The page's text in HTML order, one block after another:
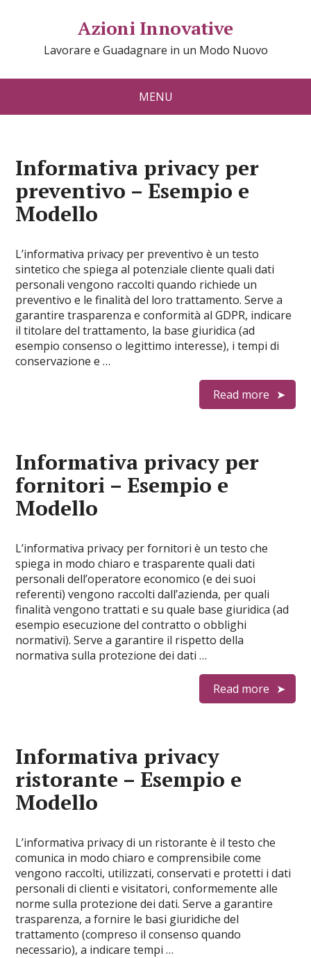
Azioni Innovative
Lavorare e Guadagnare in un Modo Nuovo
MENU
Informativa privacy per
preventivo​ – Esempio e
Modello
L’informativa privacy per preventivo è un testo
sintetico che spiega al potenziale cliente quali dati
personali vengono raccolti quando richiede un
preventivo e le finalità del loro trattamento. Serve a
garantire trasparenza e conformità al GDPR, indicare
il titolare del trattamento, la base giuridica (ad
esempio consenso o legittimo interesse), i tempi di
conservazione e …
Read more
​Informativa privacy per
fornitori​ – Esempio e
Modello
L’informativa privacy per fornitori è un testo che
spiega in modo chiaro e trasparente quali dati
personali dell’operatore economico (e dei suoi
referenti) vengono raccolti dall’azienda, per quali
finalità vengono trattati e su quale base giuridica (ad
esempio esecuzione del contratto o obblighi
normativi). Serve a garantire il rispetto della
normativa sulla protezione dei dati …
Read more
Informativa privacy
ristorante​ – Esempio e
Modello
L’informativa privacy di un ristorante è il testo che
comunica in modo chiaro e comprensibile come
vengono raccolti, utilizzati, conservati e protetti i dati
personali di clienti e visitatori, conformemente alle
norme sulla protezione dei dati. Serve a garantire
trasparenza, a fornire le basi giuridiche del
trattamento (compreso il consenso quando
necessario), a indicare tempi …